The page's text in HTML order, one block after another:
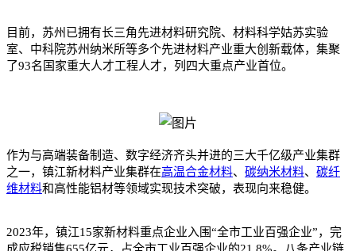
目前，苏州已拥有长三角先进材料研究院、材料科学姑苏实验
室、中科院苏州纳米所等多个先进材料产业重大创新载体，集聚
了93名国家重大人才工程人才，列四大重点产业首位。
作为与高端装备制造、数字经济齐头并进的三大千亿级产业集群
之一，镇江新材料产业集群在高温合金材料、 碳纳米材料、 碳纤
维材料和高性能铝材等领域实现技术突破，表现向来稳健。
2023年，镇江15家新材料重点企业入围“全市工业百强企业”，完